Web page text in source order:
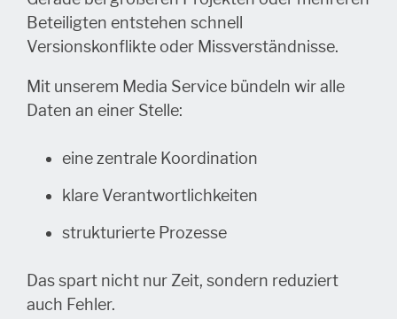
Beteiligten entstehen schnell
Versionskonflikte oder Missverständnisse.
Mit unserem Media Service bündeln wir alle
Daten an einer Stelle:
eine zentrale Koordination
klare Verantwortlichkeiten
strukturierte Prozesse
Das spart nicht nur Zeit, sondern reduziert
auch Fehler.